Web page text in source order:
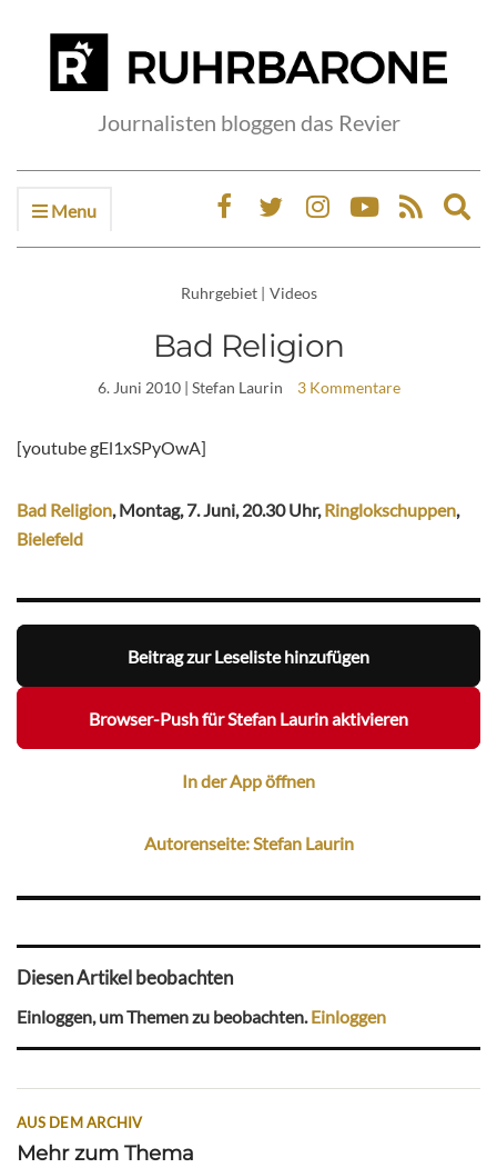
Journalisten bloggen das Revier
Menu
Ruhrgebiet | Videos
Bad Religion
6. Juni 2010| Stefan Laurin 3 Kommentare
[youtube gEl1xSPyOwA]
Bad Religion, Montag, 7. Juni, 20.30 Uhr,Ringlokschuppen,
Bielefeld
Beitrag zur Leseliste hinzufügen
Browser-Push für Stefan Laurin aktivieren
In der App öffnen
Autorenseite: Stefan Laurin
Diesen Artikel beobachten
Einloggen, um Themen zu beobachten.Einloggen
AUS DEM ARCHIV
Mehr zum Thema